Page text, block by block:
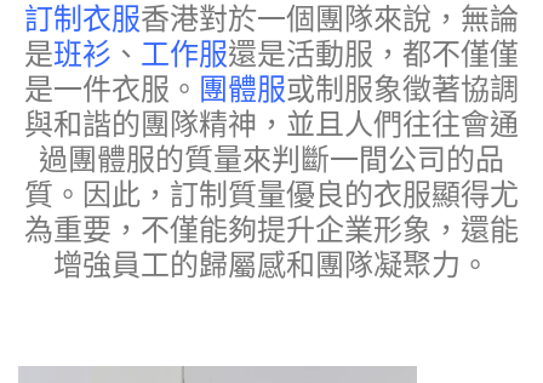
訂制衣服香港對於一個團隊來說，無論
是班衫 、 工作服還是活動服，都不僅僅
是一件衣服。 團體服或制服象徵著協調
與和諧的團隊精神，並且人們往往會通
過團體服的質量來判斷一間公司的品
質。因此，訂制質量優良的衣服顯得尤
為重要，不僅能夠提升企業形象，還能
增強員工的歸屬感和團隊凝聚力。